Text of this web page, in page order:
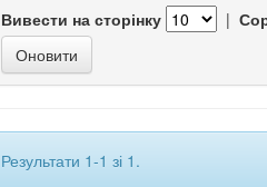
Вивести на сторінку |
Результати 1-1 зі 1.